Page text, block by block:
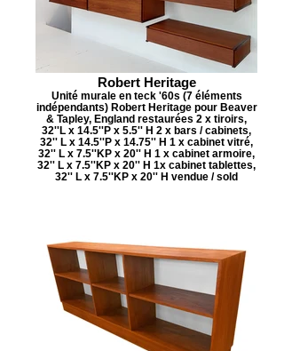
Robert Heritage
Unité murale en teck '60s (7 éléments
indépendants) Robert Heritage pour Beaver
& Tapley, England restaurées 2 x tiroirs,
32''L x 14.5''P x 5.5'' H 2 x bars / cabinets,
32'' L x 14.5''P x 14.75'' H 1 x cabinet vitré,
32'' L x 7.5''KP x 20'' H 1 x cabinet armoire,
32'' L x 7.5''KP x 20'' H 1x cabinet tablettes,
32'' L x 7.5''KP x 20'' H vendue / sold